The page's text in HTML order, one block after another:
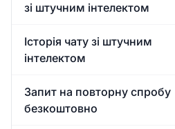
зі штучним інтелектом
Історія чату зі штучним
інтелектом
Запит на повторну спробу
безкоштовно